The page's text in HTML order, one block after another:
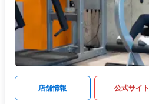
店舗情報 公式サイト